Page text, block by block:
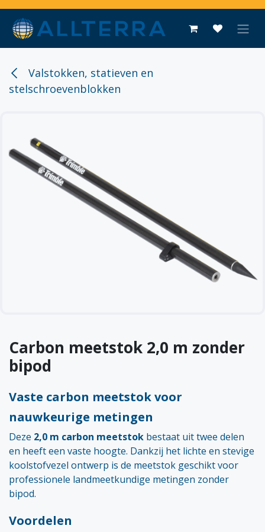
Overslaan naar inhoud
Valstokken, statieven en
stelschroevenblokken
Carbon meetstok 2,0 m zonder
bipod
Vaste carbon meetstok voor
nauwkeurige metingen
Deze 2,0 m carbon meetstok bestaat uit twee delen
en heeft een vaste hoogte. Dankzij het lichte en stevige
koolstofvezel ontwerp is de meetstok geschikt voor
professionele landmeetkundige metingen zonder
bipod.
Voordelen